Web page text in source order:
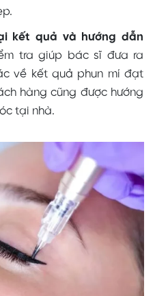
kết quả và hướng dẫn
tra giúp bác sĩ đưa ra
về kết quả phun mí đạt
hàng cũng được hướng
tại nhà.